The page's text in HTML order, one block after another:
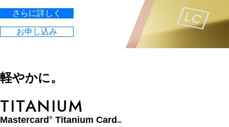
さらに詳しく
お申し込み
軽やかに。
TITANIUM
Mastercard® Titanium Card™